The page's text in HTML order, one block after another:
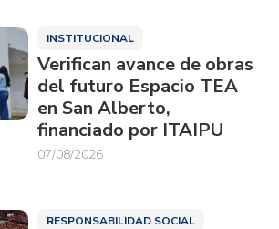
INSTITUCIONAL
Verifican avance de obras
del futuro Espacio TEA
en San Alberto,
financiado por ITAIPU
07/08/2026
RESPONSABILIDAD SOCIAL